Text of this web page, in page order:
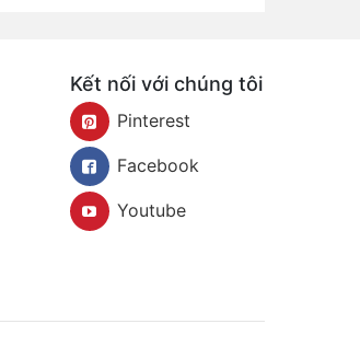
Kết nối với chúng tôi
Pinterest
Facebook
Youtube